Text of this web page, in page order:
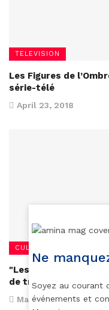
TELEVISION
Les Figures de
série-télé
April 23, 2018
CULTURE
"Les figures de
de trois femmes
March 7, 2017
Ne
Soyez au courant
événements et